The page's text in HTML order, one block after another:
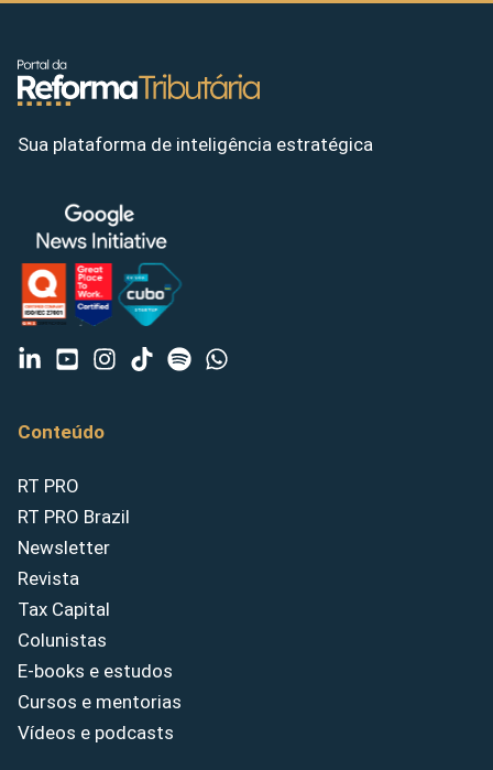
Sua plataforma de inteligência estratégica
Conteúdo
RT PRO
RT PRO Brazil
Newsletter
Revista
Tax Capital
Colunistas
E-books e estudos
Cursos e mentorias
Vídeos e podcasts